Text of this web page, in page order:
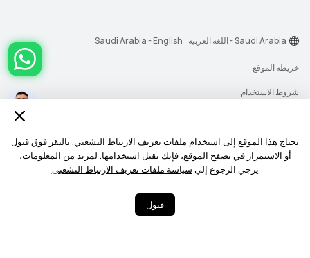
يحتاج هذا الموقع إلى استخدام ملفات تعريف الارتباط التشعبي. بالنقر فوق قبول
أو الاستمرار في تصفح الموقع، فإنك تقبل استخدامها. لمزيد من المعلومات،
يرجي الرجوع إلي سياسة ملفات تعريف الارتباط التشعبى
قبول
خريطة الموقع
شروط الاستخدام
الكوكيز
سياسة رسائل الإشعارات
Saudi Arabia - اللغة العربية Saudi Arabia - English